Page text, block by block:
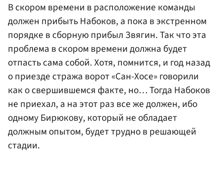
В скором времени в расположение команды
должен прибыть Набоков, а пока в экстренном
порядке в сборную прибыл Звягин. Так что эта
проблема в скором времени должна будет
отпасть сама собой. Хотя, помнится, и год назад
о приезде стража ворот «Сан-Хосе» говорили
как о свершившемся факте, но… Тогда Набоков
не приехал, а на этот раз все же должен, ибо
одному Бирюкову, который не обладает
должным опытом, будет трудно в решающей
стадии.